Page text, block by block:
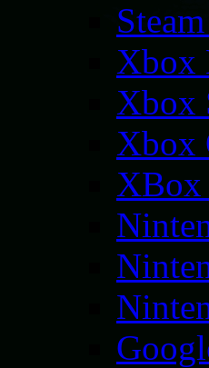
Xbox
Xbox
Xbox
XBox